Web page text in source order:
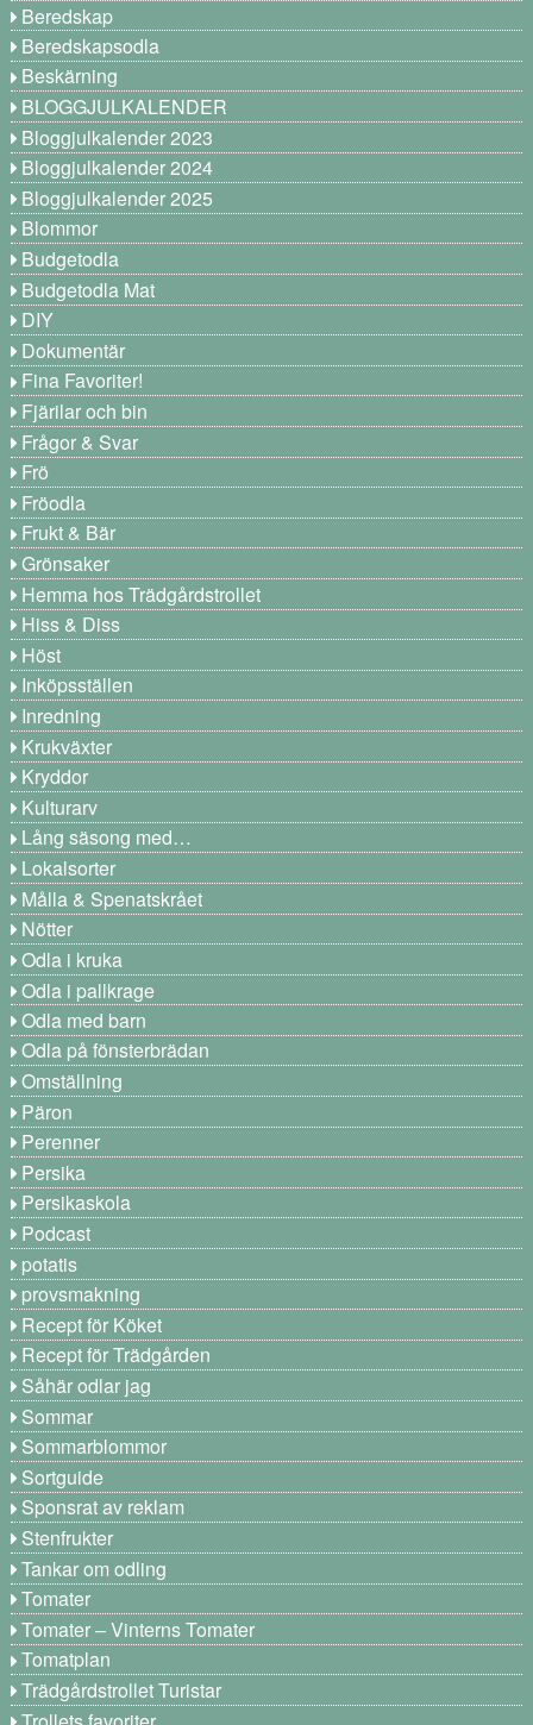
Beredskap
Beredskapsodla
Beskärning
BLOGGJULKALENDER
Bloggjulkalender 2023
Bloggjulkalender 2024
Bloggjulkalender 2025
Blommor
Budgetodla
Budgetodla Mat
DIY
Dokumentär
Fina Favoriter!
Fjärilar och bin
Frågor & Svar
Frö
Fröodla
Frukt & Bär
Grönsaker
Hemma hos Trädgårdstrollet
Hiss & Diss
Höst
Inköpsställen
Inredning
Krukväxter
Kryddor
Kulturarv
Lång säsong med…
Lokalsorter
Målla & Spenatskrået
Nötter
Odla i kruka
Odla i pallkrage
Odla med barn
Odla på fönsterbrädan
Omställning
Päron
Perenner
Persika
Persikaskola
Podcast
potatis
provsmakning
Recept för Köket
Recept för Trädgården
Såhär odlar jag
Sommar
Sommarblommor
Sortguide
Sponsrat av reklam
Stenfrukter
Tankar om odling
Tomater
Tomater – Vinterns Tomater
Tomatplan
Trädgårdstrollet Turistar